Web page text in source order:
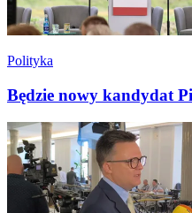
Polityka
Będzie nowy kandydat